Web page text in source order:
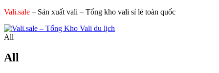
Vali.sale – Sản xuất vali – Tổng kho vali sỉ lẻ toàn quốc
All
All